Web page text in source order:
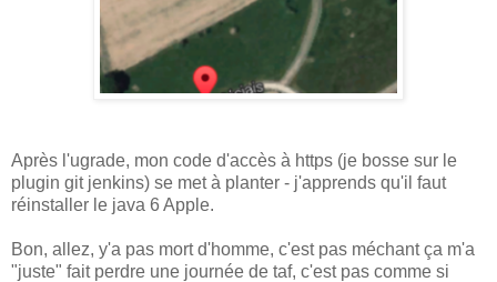
Après l'ugrade, mon code d'accès à https (je bosse sur le
plugin git jenkins) se met à planter - j'apprends qu'il faut
réinstaller le java 6 Apple.
Bon, allez, y'a pas mort d'homme, c'est pas méchant ça m'a
"juste" fait perdre une journée de taf, c'est pas comme si